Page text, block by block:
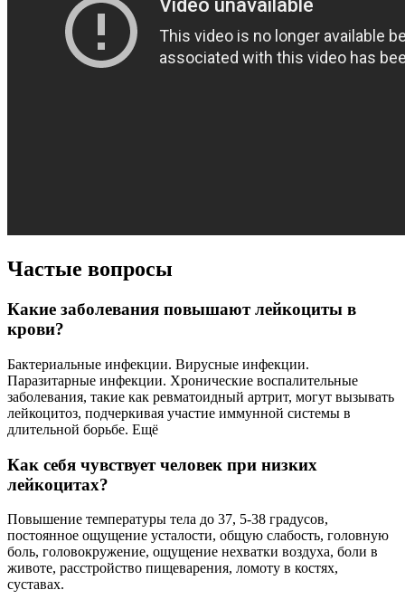
Частые вопросы
Какие заболевания повышают лейкоциты в
крови?
Бактериальные инфекции. Вирусные инфекции.
Паразитарные инфекции. Хронические воспалительные
заболевания, такие как ревматоидный артрит, могут вызывать
лейкоцитоз, подчеркивая участие иммунной системы в
длительной борьбе. Ещё
Как себя чувствует человек при низких
лейкоцитах?
Повышение температуры тела до 37, 5-38 градусов,
постоянное ощущение усталости, общую слабость, головную
боль, головокружение, ощущение нехватки воздуха, боли в
животе, расстройство пищеварения, ломоту в костях,
суставах.